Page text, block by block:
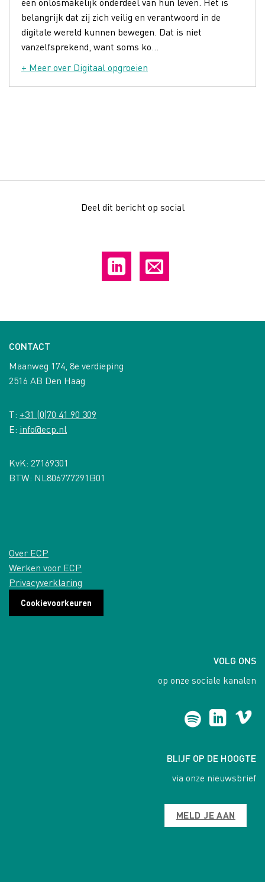
belangrijk dat zij zich veilig en verantwoord in de
digitale wereld kunnen bewegen. Dat is niet
vanzelfsprekend, want soms ko...
+ Meer over Digitaal opgroeien
Deel dit bericht op social
CONTACT
Maanweg 174, 8e verdieping
2516 AB Den Haag
T: +31 (0)70 41 90 309
E: info@ecp.nl
KvK: 27169301
BTW: NL806777291B01
Over ECP
Werken voor ECP
Privacyverklaring
Cookievoorkeuren
VOLG ONS
op onze sociale kanalen
BLIJF OP DE HOOGTE
via onze nieuwsbrief
MELD JE AAN